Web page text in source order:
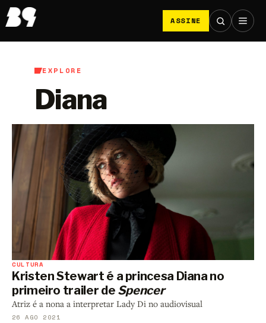
ASSINE
EXPLORE
Diana
CULTURA
Kristen Stewart é a princesa Diana no
primeiro trailer de Spencer
Atriz é a nona a interpretar Lady Di no audiovisual
26 AGO 2021